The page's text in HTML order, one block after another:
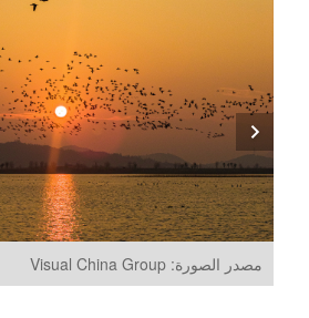
مصدر الصورة: Visual China Group